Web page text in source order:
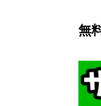
無